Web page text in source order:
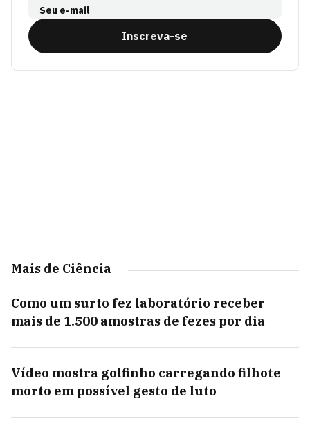
Seu e-mail
Inscreva-se
Mais de Ciência
Como um surto fez laboratório receber
mais de 1.500 amostras de fezes por dia
Vídeo mostra golfinho carregando filhote
morto em possível gesto de luto